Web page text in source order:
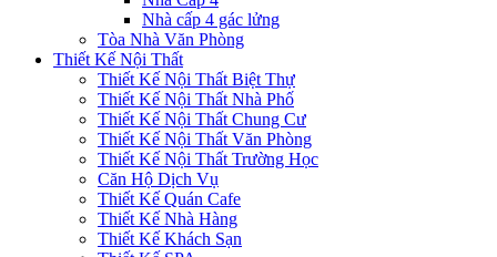
Nhà cấp 4 gác lửng
Tòa Nhà Văn Phòng
Thiết Kế Nội Thất
Thiết Kế Nội Thất Biệt Thự
Thiết Kế Nội Thất Nhà Phố
Thiết Kế Nội Thất Chung Cư
Thiết Kế Nội Thất Văn Phòng
Thiết Kế Nội Thất Trường Học
Căn Hộ Dịch Vụ
Thiết Kế Quán Cafe
Thiết Kế Nhà Hàng
Thiết Kế Khách Sạn